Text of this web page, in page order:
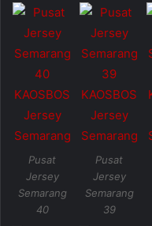
Pusat
Jersey
Semarang
40
Pusat
Jersey
Semarang
39